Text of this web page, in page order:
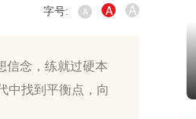
字号: A A A
信念，练就过硬本
中找到平衡点，向